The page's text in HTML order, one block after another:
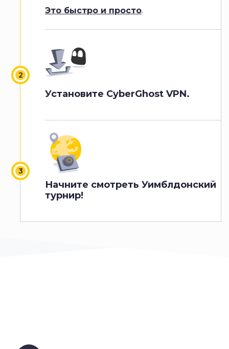
Это быстро и просто.
Установите CyberGhost VPN.
Начните смотреть Уимблдонский
турнир!